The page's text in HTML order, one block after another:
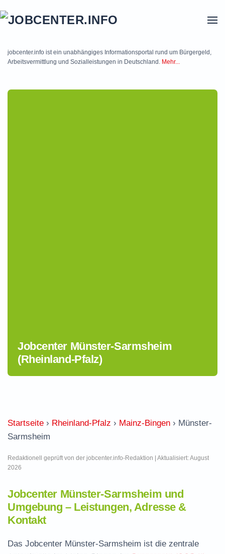
jobcenter.info ist ein unabhängiges Informationsportal rund um Bürgergeld,
Arbeitsvermittlung und Sozialleistungen in Deutschland. Mehr...
Jobcenter Münster-Sarmsheim
(Rheinland-Pfalz)
Startseite › Rheinland-Pfalz › Mainz-Bingen › Münster-
Sarmsheim
Redaktionell geprüft von der jobcenter.info-Redaktion | Aktualisiert: August
2026
Jobcenter Münster-Sarmsheim und
Umgebung – Leistungen, Adresse &
Kontakt
Das Jobcenter Münster-Sarmsheim ist die zentrale